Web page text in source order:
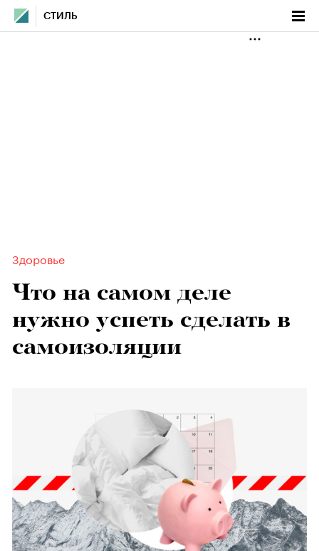
СТИЛЬ
Здоровье
Что на самом деле
нужно успеть сделать в
самоизоляции